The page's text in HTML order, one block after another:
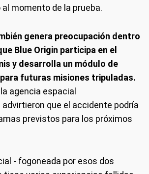
momento de la prueba.
genera preocupación dentro
Blue Origin participa en el
y desarrolla un módulo de
futuras misiones tripuladas.
agencia espacial
que el accidente podría
previstos para los próximos
- fogoneada por esos dos